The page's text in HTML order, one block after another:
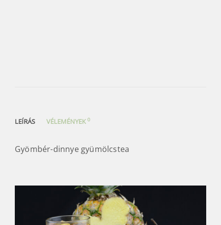
LEÍRÁS VÉLEMÉNYEK0
Gyömbér-dinnye gyümölcstea